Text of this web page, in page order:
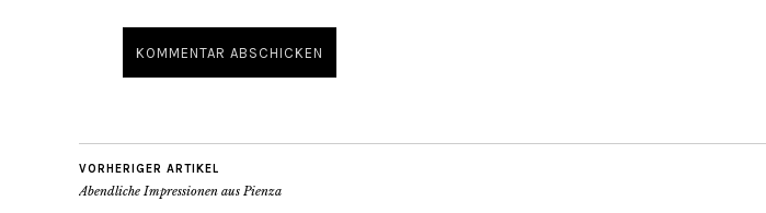
VORHERIGER ARTIKEL
Abendliche Impressionen aus Pienza